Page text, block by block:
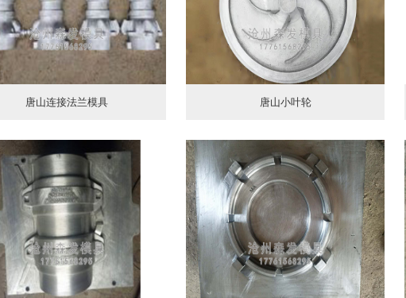
唐山连接法兰模具 唐山小叶轮